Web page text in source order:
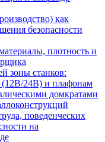
как
безопасности
плотность и
зоны станков:
(12В/24В) и плафонам
домкратами
поведенческих
на